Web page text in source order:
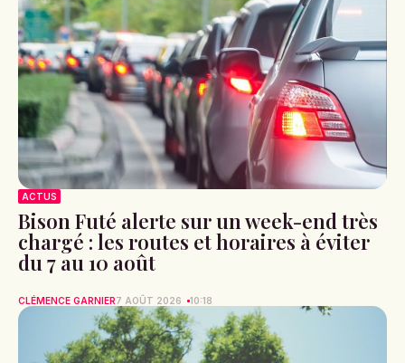
ACTUS
Bison Futé alerte sur un week-end très
chargé : les routes et horaires à éviter
du 7 au 10 août
CLÉMENCE GARNIER7 AOÛT 2026 10:18